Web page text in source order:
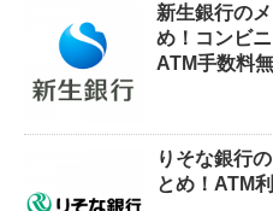
新生銀行の
め！コンビ
ATM手数料
りそな銀行
とめ！ATM